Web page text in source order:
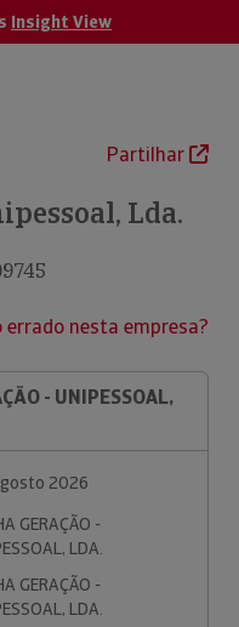
Insight View
Partilhar
Lda.
nesta empresa?
- UNIPESSOAL,
2026
GERAÇÃO -
LDA.
GERAÇÃO -
LDA.